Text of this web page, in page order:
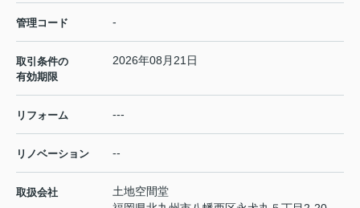
管理コード -
取引条件の
有効期限
2026年08月21日
リフォーム ---
リノベーション --
取扱会社
土地空間堂